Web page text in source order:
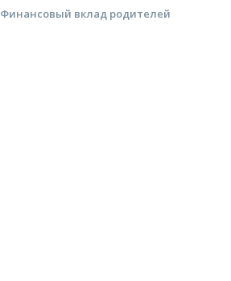
Финансовый вклад родителей